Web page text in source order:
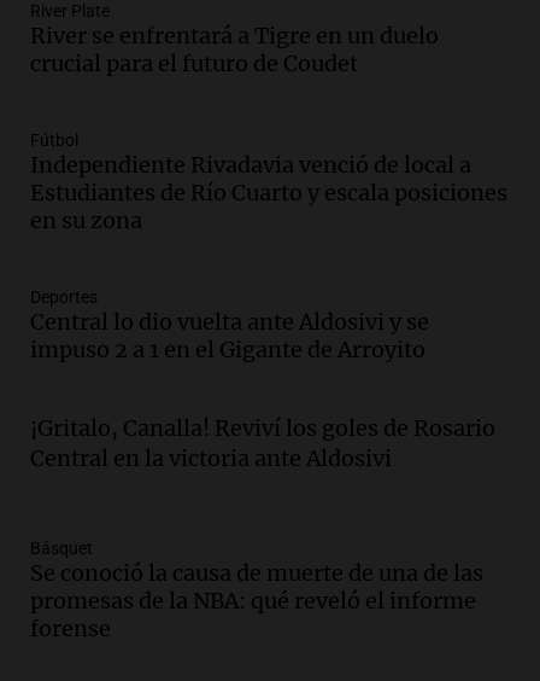
Episodios
Audio.Reparaciones en acueducto
Novalí finalizan y se normaliza el
Panorama Federal
Episodios
Audio.Docentes de Jujuy enfrentan
descuentos de salarios de hasta 700.000
Episodios
Audio.Brutal asalto en Concepción:
anciano de 88 años golpeado para
Panorama Federal
Episodios
sobre Candela Arizaga
Panorama Federal
Episodios
Audio.
River Plate
River se enfrentará a Tigre en un duelo
crucial para el futuro de Coudet
Fútbol
Independiente Rivadavia venció de local a
Estudiantes de Río Cuarto y escala posiciones
en su zona
Deportes
Central lo dio vuelta ante Aldosivi y se
impuso 2 a 1 en el Gigante de Arroyito
¡Gritalo, Canalla! Reviví los goles de Rosario
Central en la victoria ante Aldosivi
Básquet
Se conoció la causa de muerte de una de las
promesas de la NBA: qué reveló el informe
forense